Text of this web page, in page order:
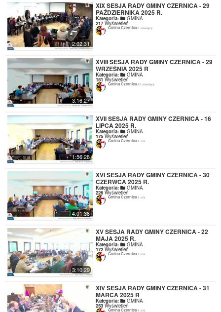
2:02:31
XIX SESJA RADY GMINY CZERNICA - 29
PAŹDZIERNIKA 2025 R.
Kategoria: GMINA
217Wyświetleń
Gmina Czernica8 miesięcy
3:16:27
XVIII SESJA RADY GMINY CZERNICA - 29
WRZEŚNIA 2025 R
Kategoria: GMINA
151 Wyświetleń
Gmina Czernica 10 miesięcy
1:56:28
XVII SESJA RADY GMINY CZERNICA - 16
LIPCA 2025 R.
Kategoria: GMINA
175 Wyświetleń
Gmina Czernica 1 rok
4:01:38
XVI SESJA RADY GMINY CZERNICA - 30
CZERWCA 2025 R.
Kategoria: GMINA
226 Wyświetleń
Gmina Czernica 1 rok
3:10:29
XV SESJA RADY GMINY CZERNICA - 22
MAJA 2025 R.
Kategoria: GMINA
172 Wyświetleń
Gmina Czernica 1 rok
XIV SESJA RADY GMINY CZERNICA - 31
MARCA 2025 R
Kategoria: GMINA
253 Wyświetleń
Gmina Czernica 1 rok